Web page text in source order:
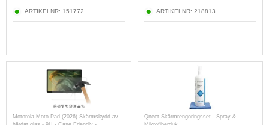
ARTIKELNR: 151772 ARTIKELNR: 218813
Motorola Moto Pad (2026) Skärmskydd av
Qnect Skärmrengöringsset - Spray &